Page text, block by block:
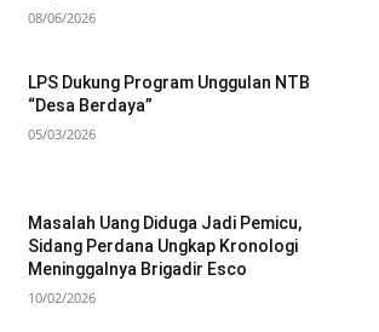
08/06/2026
LPS Dukung Program Unggulan NTB
“Desa Berdaya”
05/03/2026
Masalah Uang Diduga Jadi Pemicu,
Sidang Perdana Ungkap Kronologi
Meninggalnya Brigadir Esco
10/02/2026